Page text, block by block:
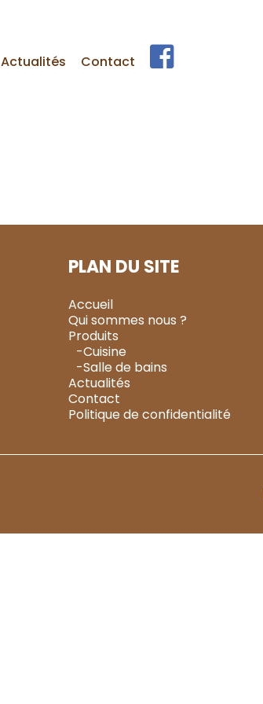
Actualités Contact
PLAN DU SITE
Accueil
Qui sommes nous ?
Produits
-Cuisine
-Salle de bains
Actualités
Contact
Politique de confidentialité